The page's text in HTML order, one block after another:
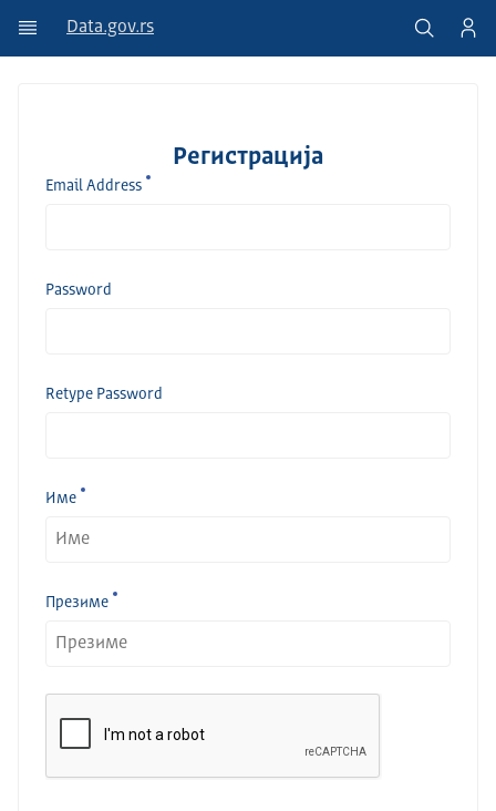
Data.gov.rs
Регистрација
Email Address
Password
Retype Password
Име
Презиме